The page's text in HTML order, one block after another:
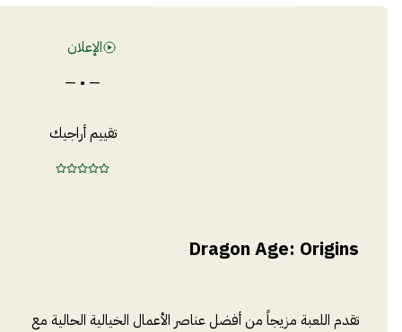
الإعلان
— • —
تقييم أراجيك
Dragon Age: Origins
تقدم اللعبة مزيجاً من أفضل عناصر الأعمال الخيالية الحالية مع